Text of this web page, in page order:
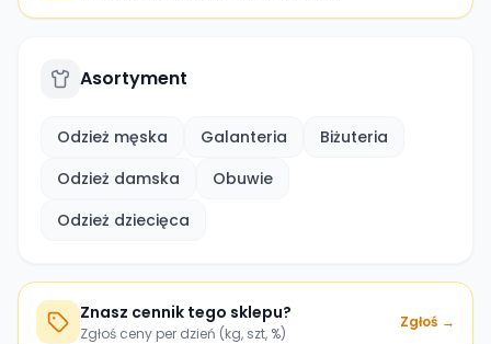
Asortyment
Odzież męska Galanteria
Biżuteria
Odzież damska
Obuwie
Odzież dziecięca
Znasz cennik tego sklepu?
Zgłoś ceny per dzień (kg, szt, %)
Zgłoś →